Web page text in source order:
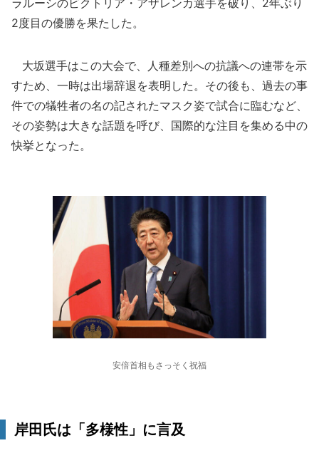
ラルーシのビクトリア・アザレンカ選手を破り、2年ぶり
2度目の優勝を果たした。
大坂選手はこの大会で、人種差別への抗議への連帯を示
すため、一時は出場辞退を表明した。その後も、過去の事
件での犠牲者の名の記されたマスク姿で試合に臨むなど、
その姿勢は大きな話題を呼び、国際的な注目を集める中の
快挙となった。
安倍首相もさっそく祝福
岸田氏は「多様性」に言及